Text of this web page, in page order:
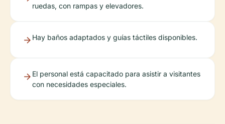
ruedas, con rampas y elevadores.
Hay baños adaptados y guías táctiles disponibles.
El personal está capacitado para asistir a visitantes
con necesidades especiales.